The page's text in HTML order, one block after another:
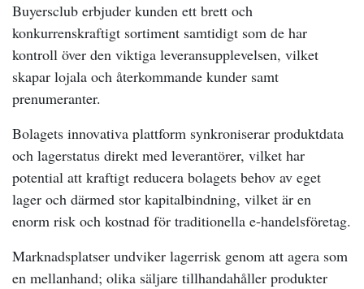
Buyersclub erbjuder kunden ett brett och
konkurrenskraftigt sortiment samtidigt som de har
kontroll över den viktiga leveransupplevelsen, vilket
skapar lojala och återkommande kunder samt
prenumeranter.
Bolagets innovativa plattform synkroniserar produktdata
och lagerstatus direkt med leverantörer, vilket har
potential att kraftigt reducera bolagets behov av eget
lager och därmed stor kapitalbindning, vilket är en
enorm risk och kostnad för traditionella e-handelsföretag.
Marknadsplatser undviker lagerrisk genom att agera som
en mellanhand; olika säljare tillhandahåller produkter